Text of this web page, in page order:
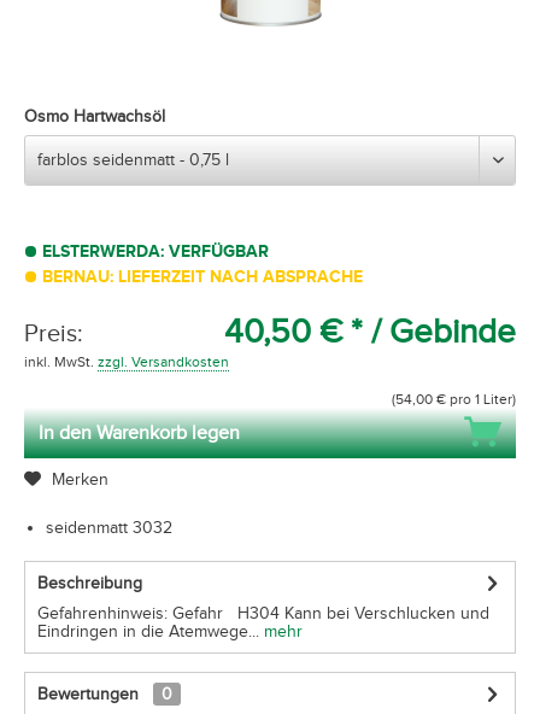
Osmo Hartwachsöl
ELSTERWERDA: VERFÜGBAR
BERNAU: LIEFERZEIT NACH ABSPRACHE
Preis: 40,50 € * / Gebinde
inkl. MwSt. zzgl. Versandkosten
(54,00 € pro 1 Liter)
In den Warenkorb legen
Merken
seidenmatt 3032
Beschreibung
Gefahrenhinweis: Gefahr H304 Kann bei Verschlucken und
Eindringen in die Atemwege... mehr
Bewertungen
0